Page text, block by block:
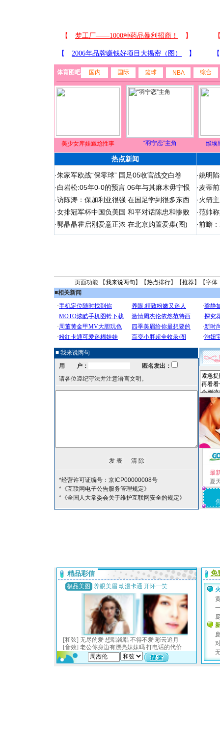
体育图吧 国内 国际 篮球 NBA 综合
美少女库娃尴尬性事 “羽宁恋”主角 维埃
热点新闻
·朱家军欧战“保零球” 国足05收官战交白卷
·白岩松:05年0-0的预言 06年与其麻木毋宁恨
·访陈涛：保加利亚很强 在国足学到很多东西
·女排冠军杯中国负美国 和平对话陈忠和惨败
·郭晶晶霍启刚爱意正浓 在北京购置爱巢(图)
·姚明
·麦蒂
·火箭
·范帅
·前瞻
页面功能 【我来说两句 】【热点排行】【推荐】【字体
■相关新闻
■ 我来说两句
用 户：
匿名发出：
请各位遵纪守法并注意语言文明。
*经营许可证编号：京ICP00000008号
*《互联网电子公告服务管理规定》
*《全国人大常委会关于维护互联网安全的规定》
最
夏